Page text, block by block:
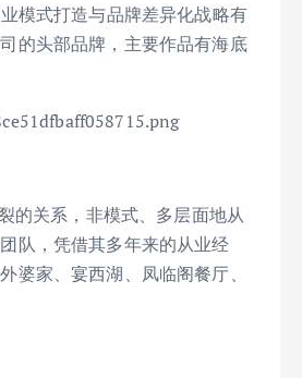
模式打造与品牌差异化战略有
的头部品牌，主要作品有海底
的关系，非模式、多层面地从
队，凭借其多年来的从业经
婆家、宴西湖、凤临阁餐厅、